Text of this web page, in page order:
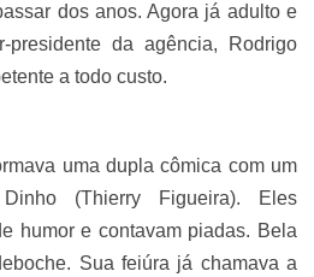
dos anos. Agora já adulto e
da agência, Rodrigo
a todo custo.
uma dupla cômica com um
(Thierry Figueira). Eles
humor e contavam piadas. Bela
Sua feiúra já chamava a